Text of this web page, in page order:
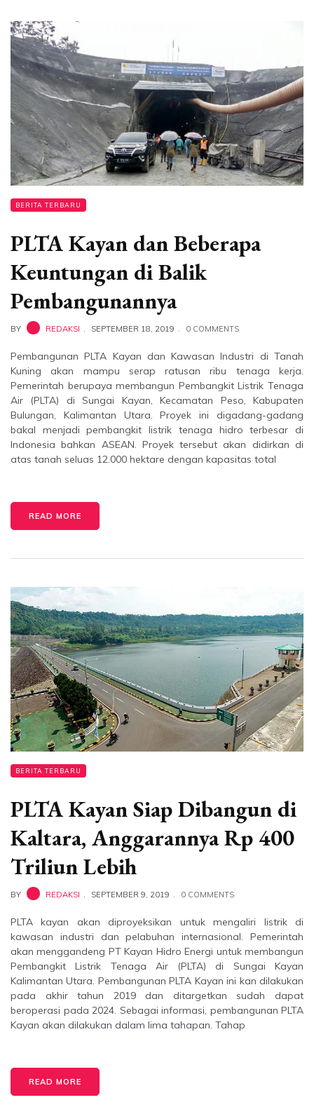
BERITA TERBARU
PLTA Kayan dan Beberapa
Keuntungan di Balik
Pembangunannya
BY REDAKSI SEPTEMBER 18, 2019 0 COMMENTS
Pembangunan PLTA Kayan dan Kawasan Industri di Tanah
Kuning akan mampu serap ratusan ribu tenaga kerja.
Pemerintah berupaya membangun Pembangkit Listrik Tenaga
Air (PLTA) di Sungai Kayan, Kecamatan Peso, Kabupaten
Bulungan, Kalimantan Utara. Proyek ini digadang-gadang
bakal menjadi pembangkit listrik tenaga hidro terbesar di
Indonesia bahkan ASEAN. Proyek tersebut akan didirkan di
atas tanah seluas 12.000 hektare dengan kapasitas total
READ MORE
BERITA TERBARU
PLTA Kayan Siap Dibangun di
Kaltara, Anggarannya Rp 400
Triliun Lebih
BY REDAKSI SEPTEMBER 9, 2019 0 COMMENTS
PLTA kayan akan diproyeksikan untuk mengaliri listrik di
kawasan industri dan pelabuhan internasional. Pemerintah
akan menggandeng PT Kayan Hidro Energi untuk membangun
Pembangkit Listrik Tenaga Air (PLTA) di Sungai Kayan
Kalimantan Utara. Pembangunan PLTA Kayan ini kan dilakukan
pada akhir tahun 2019 dan ditargetkan sudah dapat
beroperasi pada 2024. Sebagai informasi, pembangunan PLTA
Kayan akan dilakukan dalam lima tahapan. Tahap
READ MORE